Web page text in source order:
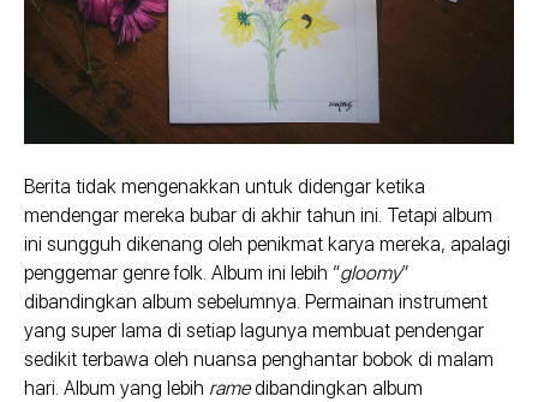
Berita tidak mengenakkan untuk didengar ketika
mendengar mereka bubar di akhir tahun ini. Tetapi album
ini sungguh dikenang oleh penikmat karya mereka, apalagi
penggemar genre folk. Album ini lebih “gloomy”
dibandingkan album sebelumnya. Permainan instrument
yang super lama di setiap lagunya membuat pendengar
sedikit terbawa oleh nuansa penghantar bobok di malam
hari. Album yang lebih ramedibandingkan album